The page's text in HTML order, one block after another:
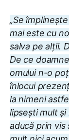
„Se
mai este cu
salva pe alții.
De ce
omului n-o
înlocui
la nimeni
lipsești mult și
aducă prin vis